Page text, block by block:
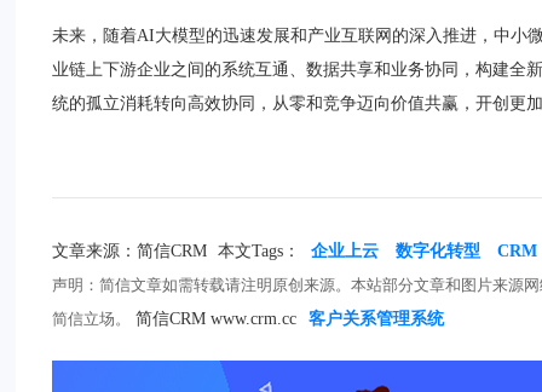
未来，随着AI大模型的迅速发展和产业互联网的深入推进，中小
业链上下游企业之间的系统互通、数据共享和业务协同，构建全
统的孤立消耗转向高效协同，从零和竞争迈向价值共赢，开创更
文章来源：简信CRM 本文Tags： 企业上云 数字化转型
CRM
声明：简信文章如需转载请注明原创来源。本站部分文章和图片来源
简信立场。
简信CRM www.crm.cc 客户关系管理系统